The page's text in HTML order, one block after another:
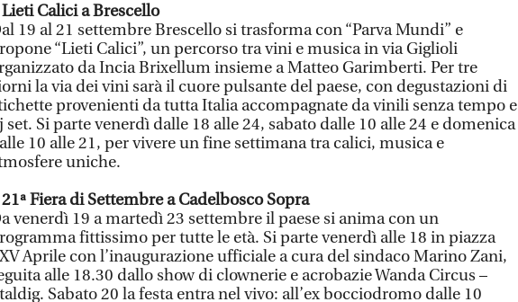
Calici a Brescello
19 al 21 settembre Brescello si trasforma con “Parva Mundi” e
“Lieti Calici”, un percorso tra vini e musica in via Giglioli
da Incia Brixellum insieme a Matteo Garimberti. Per tre
la via dei vini sarà il cuore pulsante del paese, con degustazioni di
provenienti da tutta Italia accompagnate da vinili senza tempo e
set. Si parte venerdì dalle 18 alle 24, sabato dalle 10 alle 24 e domenica
10 alle 21, per vivere un fine settimana tra calici, musica e
uniche.
Fiera di Settembre a Cadelbosco Sopra
venerdì 19 a martedì 23 settembre il paese si anima con un
fittissimo per tutte le età. Si parte venerdì alle 18 in piazza
Aprile con l’inaugurazione ufficiale a cura del sindaco Marino Zani,
alle 18.30 dallo show di clownerie e acrobazie Wanda Circus –
Sabato 20 la festa entra nel vivo: all’ex bocciodromo dalle 10